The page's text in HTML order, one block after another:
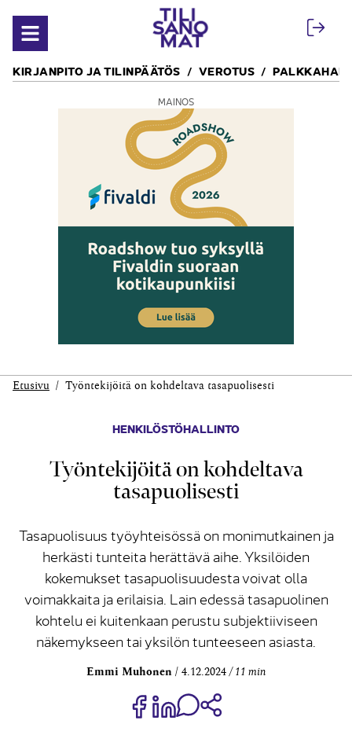
Avaa valikko
KIRJANPITO JA TILINPÄÄTÖS VEROTUS
MAINOS
Etusivu Työntekijöitä on kohdeltava tasapuolisesti
HENKILÖSTÖHALLINTO
Työntekijöitä on kohdeltava
tasapuolisesti
Tasapuolisuus työyhteisössä on monimutkainen ja
herkästi tunteita herättävä aihe. Yksilöiden
kokemukset tasapuolisuudesta voivat olla
voimakkaita ja erilaisia. Lain edessä tasapuolinen
kohtelu ei kuitenkaan perustu subjektiiviseen
näkemykseen tai yksilön tunteeseen asiasta.
Emmi Muhonen 4.12.2024 11 min
Jaa Share on Facebook
Jaa Share on LinkedIn
Jaa WhatsApp-viestinä